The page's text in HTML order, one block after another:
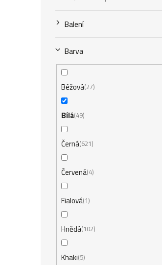
Balení
Barva
Béžová 27
Bílá 49
Černá 621
Červená 4
Fialová 1
Hnědá 102
Khaki 5